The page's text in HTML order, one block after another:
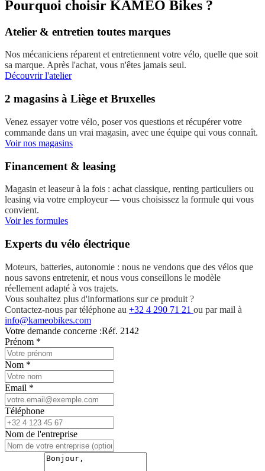
Pourquoi choisir KAMEO Bikes ?
Atelier & entretien toutes marques
Nos mécaniciens réparent et entretiennent votre vélo, quelle que soit
sa marque. Après l'achat, vous n'êtes jamais seul.
Découvrir l'atelier
2 magasins à Liège et Bruxelles
Venez essayer votre vélo, poser vos questions et récupérer votre
commande dans un vrai magasin, avec une équipe qui vous connaît.
Voir nos magasins
Financement & leasing
Magasin et leaseur à la fois : achat classique, renting particuliers ou
leasing via votre employeur — vous choisissez la formule qui vous
convient.
Voir les formules
Experts du vélo électrique
Moteurs, batteries, autonomie : nous ne vendons que des vélos que
nous savons entretenir, et nous vous conseillons le modèle
réellement adapté à vos trajets.
Vous souhaitez plus d'informations sur ce produit ?
Contactez-nous par téléphone au +32 4 290 71 21 ou par mail à
info@kameobikes.com
Votre demande concerne :Réf. 2142
Prénom *
Nom *
Email *
Téléphone
Nom de l'entreprise